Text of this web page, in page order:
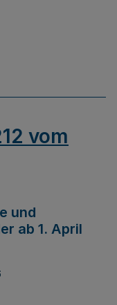
vom
und
ab 1. April